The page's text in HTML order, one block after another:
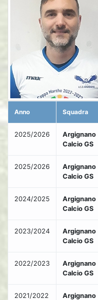
Anno Squadra
2025/2026
Argignano
Calcio GS
2025/2026
Argignano
Calcio GS
2024/2025
Argignano
Calcio GS
2023/2024
Argignano
Calcio GS
2022/2023
Argignano
Calcio GS
2021/2022
Argignano